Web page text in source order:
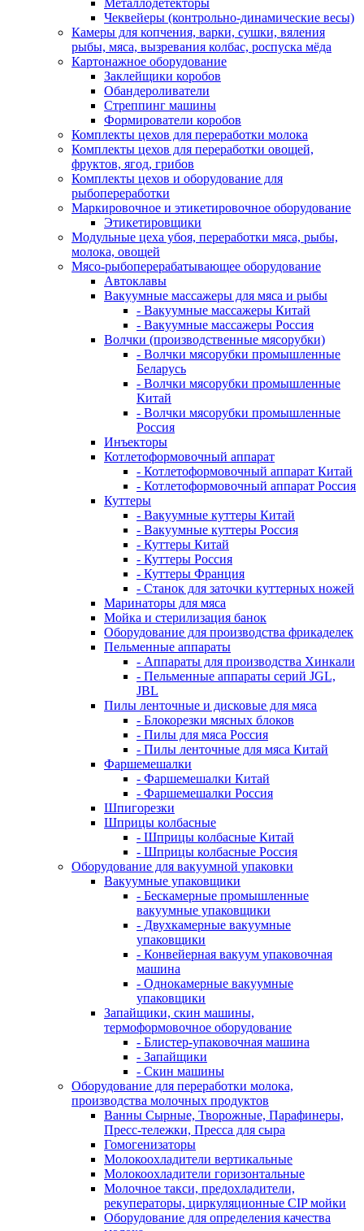
Металлодетекторы
Чеквейеры (контрольно-динамические весы)
Камеры для копчения, варки, сушки, вяления
рыбы, мяса, вызревания колбас, роспуска мёда
Картонажное оборудование
Заклейщики коробов
Обандероливатели
Стреппинг машины
Формирователи коробов
Комплекты цехов для переработки молока
Комплекты цехов для переработки овощей,
фруктов, ягод, грибов
Комплекты цехов и оборудование для
рыбопереработки
Маркировочное и этикетировочное оборудование
Этикетировщики
Модульные цеха убоя, переработки мяса, рыбы,
молока, овощей
Мясо-рыбоперерабатывающее оборудование
Автоклавы
Вакуумные массажеры для мяса и рыбы
- Вакуумные массажеры Китай
- Вакуумные массажеры Россия
Волчки (производственные мясорубки)
- Волчки мясорубки промышленные
Беларусь
- Волчки мясорубки промышленные
Китай
- Волчки мясорубки промышленные
Россия
Инъекторы
Котлетоформовочный аппарат
- Котлетоформовочный аппарат Китай
- Котлетоформовочный аппарат Россия
Куттеры
- Вакуумные куттеры Китай
- Вакуумные куттеры Россия
- Куттеры Китай
- Куттеры Россия
- Куттеры Франция
- Станок для заточки куттерных ножей
Маринаторы для мяса
Мойка и стерилизация банок
Оборудование для производства фрикаделек
Пельменные аппараты
- Аппараты для производства Хинкали
- Пельменные аппараты серий JGL,
JBL
Пилы ленточные и дисковые для мяса
- Блокорезки мясных блоков
- Пилы для мяса Россия
- Пилы ленточные для мяса Китай
Фаршемешалки
- Фаршемешалки Китай
- Фаршемешалки Россия
Шпигорезки
Шприцы колбасные
- Шприцы колбасные Китай
- Шприцы колбасные Россия
Оборудование для вакуумной упаковки
Вакуумные упаковщики
- Бескамерные промышленные
вакуумные упаковщики
- Двухкамерные вакуумные
упаковщики
- Конвейерная вакуум упаковочная
машина
- Однокамерные вакуумные
упаковщики
Запайщики, скин машины,
термоформовочное оборудование
- Блистер-упаковочная машина
- Запайщики
- Скин машины
Оборудование для переработки молока,
производства молочных продуктов
Ванны Сырные, Творожные, Парафинеры,
Пресс-тележки, Пресса для сыра
Гомогенизаторы
Молокоохладители вертикальные
Молокоохладители горизонтальные
Молочное такси, предохладители,
рекуператоры, циркуляционные CIP мойки
Оборудование для определения качества